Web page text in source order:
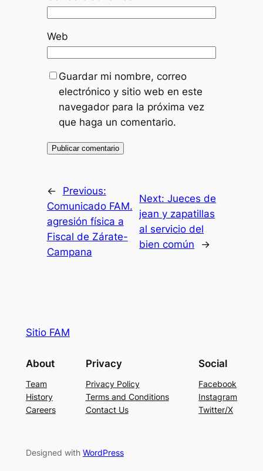
Web
Guardar mi nombre, correo
electrónico y sitio web en este
navegador para la próxima vez
que haga un comentario.
←
Previous:
Comunicado FAM.
agresión física a
Fiscal de Zárate-
Campana
Next:Jueces de
jean y zapatillas
al servicio del
bien común
→
Sitio FAM
About
Team
History
Careers
Privacy
Privacy Policy
Terms and Conditions
Contact Us
Social
Facebook
Instagram
Twitter/X
Designed with WordPress